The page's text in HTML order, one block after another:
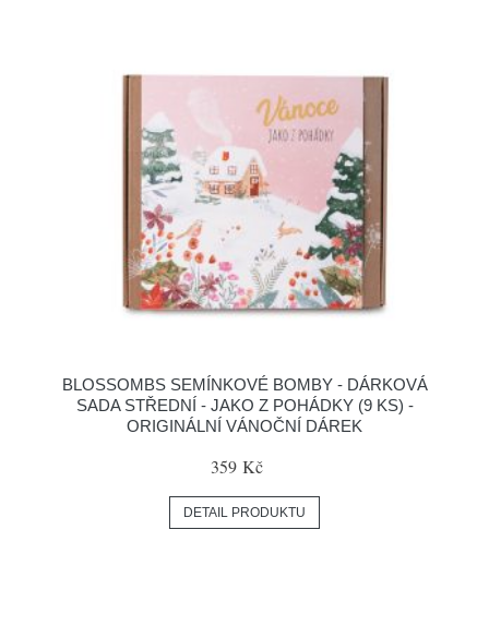
BLOSSOMBS SEMÍNKOVÉ BOMBY - DÁRKOVÁ
SADA STŘEDNÍ - JAKO Z POHÁDKY (9 KS) -
ORIGINÁLNÍ VÁNOČNÍ DÁREK
359 Kč
DETAIL PRODUKTU